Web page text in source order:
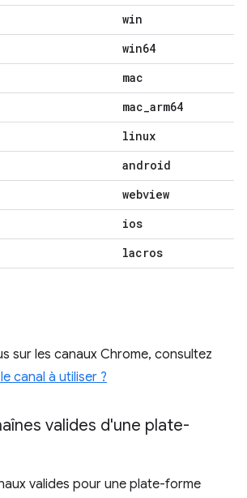
win
win64
mac
mac_arm64
linux
android
webview
ios
lacros
sur les canaux Chrome, consultez
canal à utiliser ?
valides d'une plate-
valides pour une plate-forme